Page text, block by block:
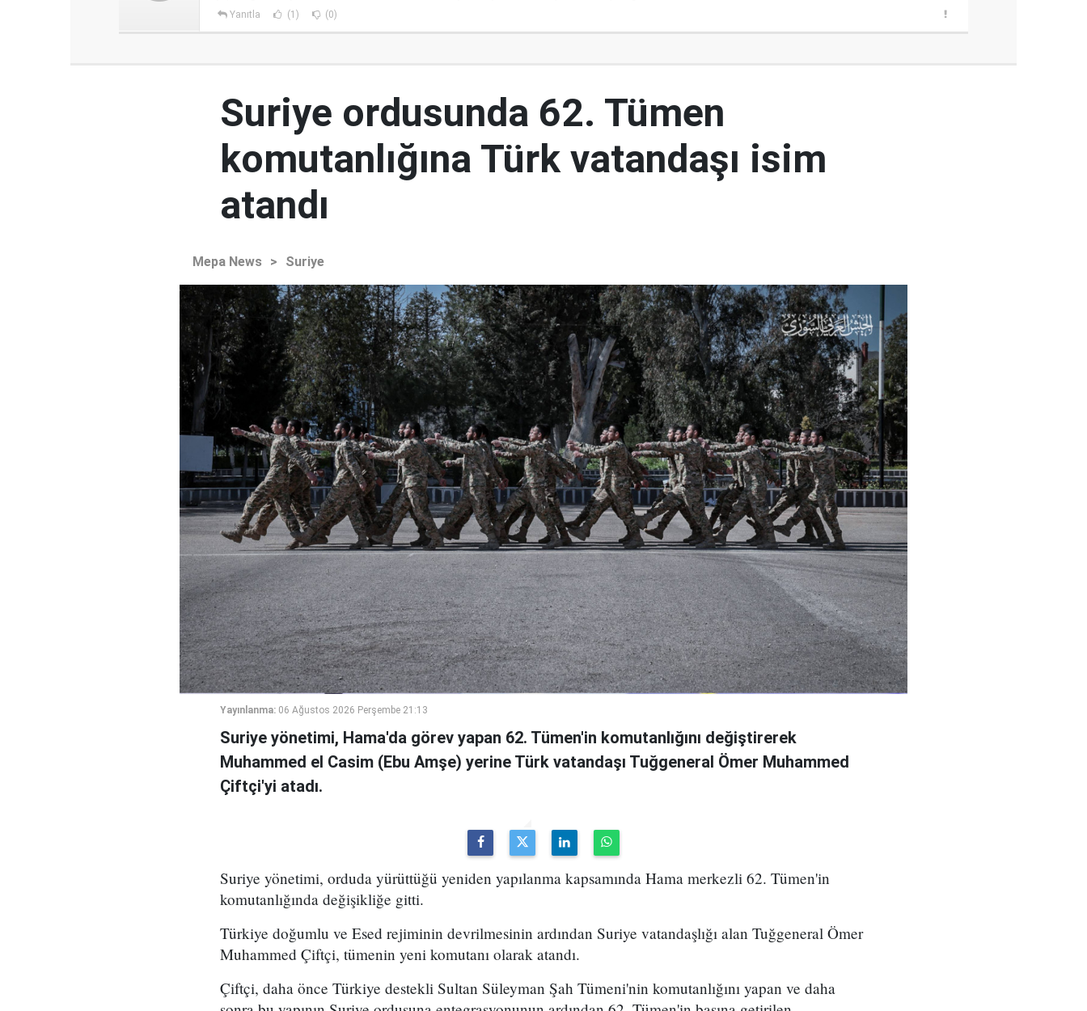
Yanıtla (1) (0)
Suriye ordusunda 62. Tümen
komutanlığına Türk vatandaşı isim
atandı
Mepa News > Suriye
Yayınlanma: 06 Ağustos 2026 Perşembe 21:13
Suriye yönetimi, Hama'da görev yapan 62. Tümen'in komutanlığını değiştirerek
Muhammed el Casim (Ebu Amşe) yerine Türk vatandaşı Tuğgeneral Ömer Muhammed
Çiftçi'yi atadı.
Suriye yönetimi, orduda yürüttüğü yeniden yapılanma kapsamında Hama merkezli 62. Tümen'in
komutanlığında değişikliğe gitti.
Türkiye doğumlu ve Esed rejiminin devrilmesinin ardından Suriye vatandaşlığı alan Tuğgeneral Ömer
Muhammed Çiftçi, tümenin yeni komutanı olarak atandı.
Çiftçi, daha önce Türkiye destekli Sultan Süleyman Şah Tümeni'nin komutanlığını yapan ve daha